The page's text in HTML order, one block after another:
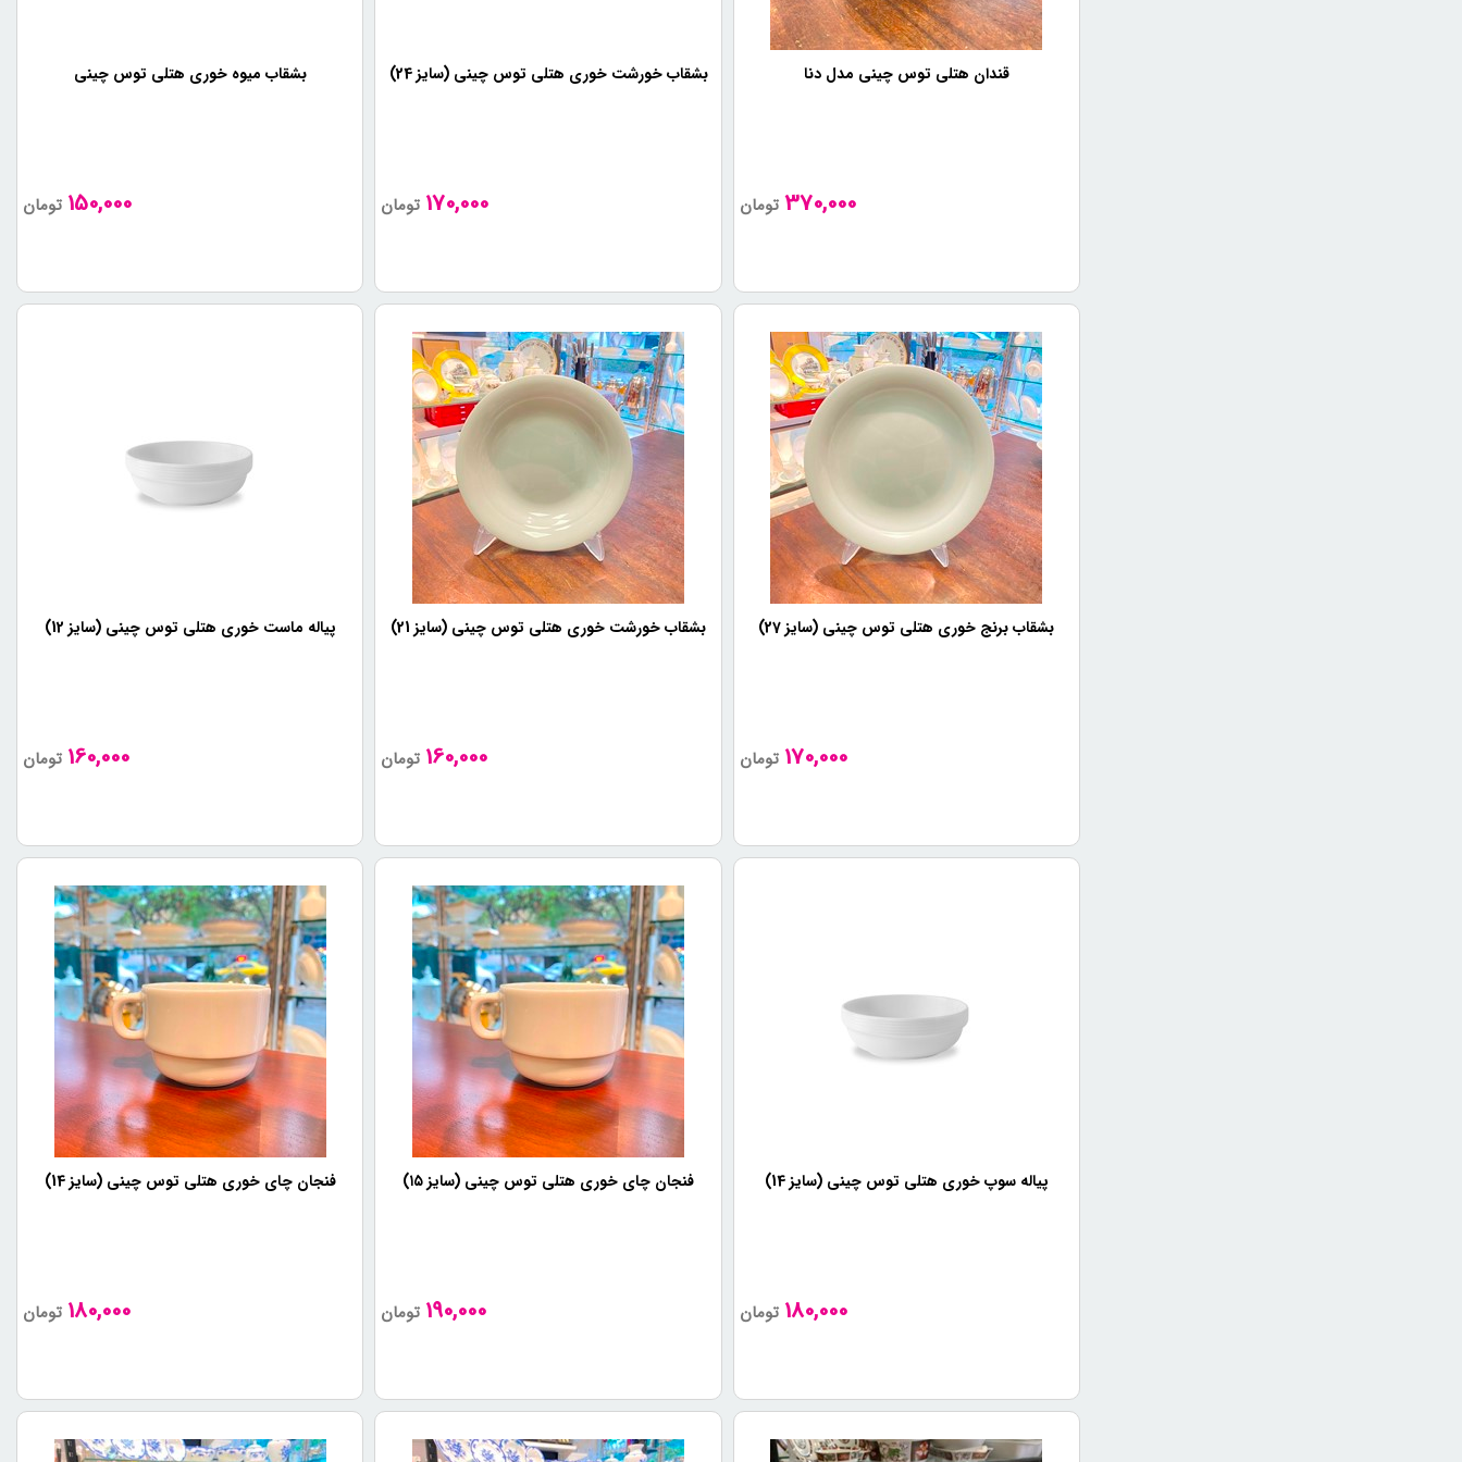
۳. آیا ظروف چینی هتلی برند توس چینی مقاوم در برابر شکستن هستند؟
بله، ظروف چینی هتلی برند توس چینی با استفاده از مواد با کیفیت و طراحی شکل‌بندی خاص، دارای مقاومت بالا در برابر شکستن و خراشیدگی هستند.
قندان هتلی توس چینی مدل دنا
370,000 تومان
بشقاب خورشت خوری هتلی توس چینی (سایز 24)
170,000 تومان
بشقاب میوه خوری هتلی توس چینی
150,000 تومان
بشقاب برنج خوری هتلی توس چینی (سایز 27)
170,000 تومان
بشقاب خورشت خوری هتلی توس چینی (سایز 21)
160,000 تومان
پیاله ماست خوری هتلی توس چینی (سایز 12)
160,000 تومان
پیاله سوپ خوری هتلی توس چینی (سایز 14)
180,000 تومان
فنجان چای خوری هتلی توس چینی (سایز ۱۵)
190,000 تومان
فنجان چای خوری هتلی توس چینی (سایز 14)
180,000 تومان